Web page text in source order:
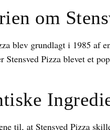
om
blev grundlagt i 1985 af
Stensved Pizza blevet et
til, at Stensved Pizza